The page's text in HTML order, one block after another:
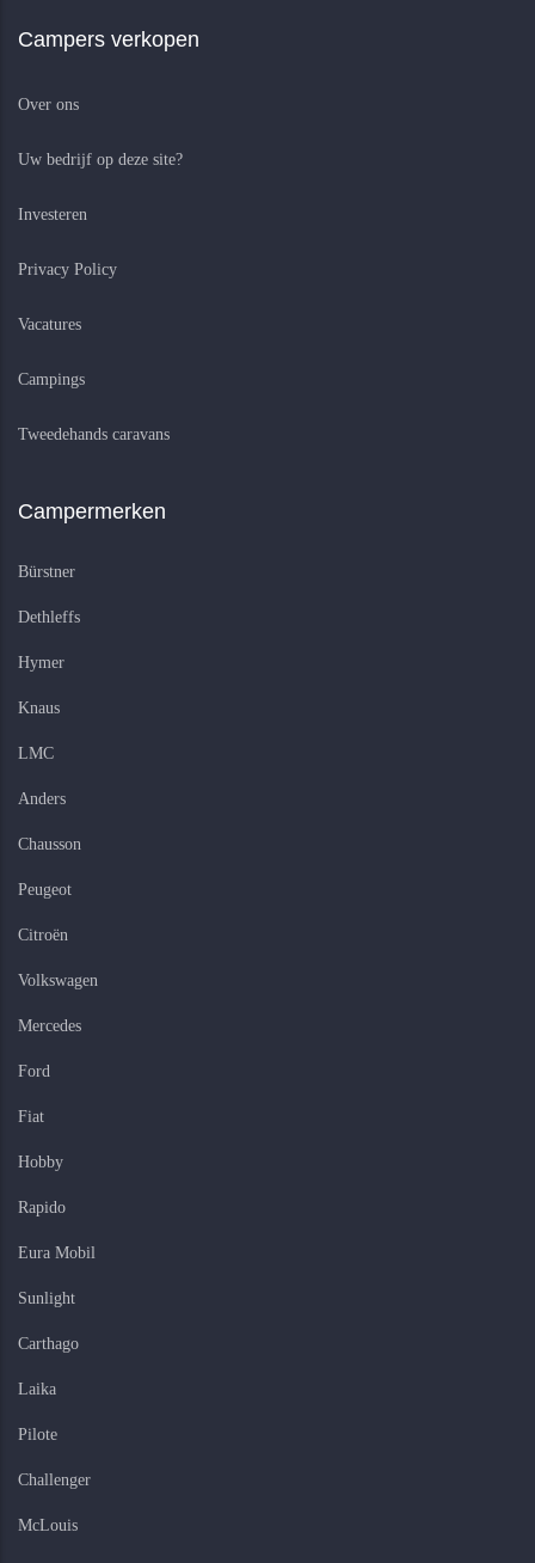
Campers verkopen
Over ons
Uw bedrijf op deze site?
Investeren
Privacy Policy
Vacatures
Campings
Tweedehands caravans
Campermerken
Bürstner
Dethleffs
Hymer
Knaus
LMC
Anders
Chausson
Peugeot
Citroën
Volkswagen
Mercedes
Ford
Fiat
Hobby
Rapido
Eura Mobil
Sunlight
Carthago
Laika
Pilote
Challenger
McLouis